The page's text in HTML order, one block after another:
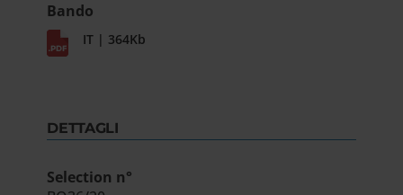
Bando
IT | 364Kb
DETTAGLI
Selection n°